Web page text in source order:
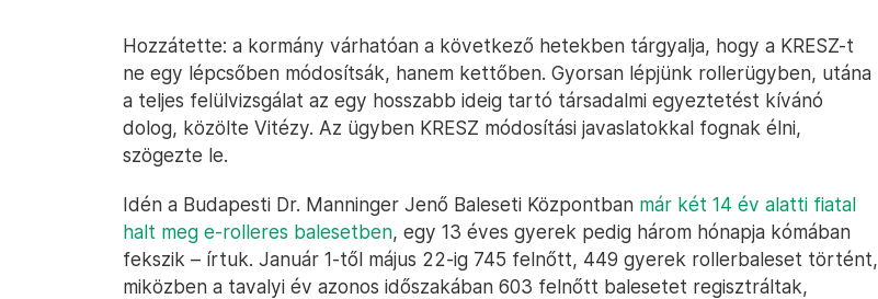
Hozzátette: a kormány várhatóan a következő hetekben tárgyalja, hogy a KRESZ-t
ne egy lépcsőben módosítsák, hanem kettőben. Gyorsan lépjünk rollerügyben, utána
a teljes felülvizsgálat az egy hosszabb ideig tartó társadalmi egyeztetést kívánó
dolog, közölte Vitézy. Az ügyben KRESZ módosítási javaslatokkal fognak élni,
szögezte le.
Idén a Budapesti Dr. Manninger Jenő Baleseti Központban már két 14 év alatti fiatal
halt meg e-rolleres balesetben, egy 13 éves gyerek pedig három hónapja kómában
fekszik – írtuk. Január 1-től május 22-ig 745 felnőtt, 449 gyerek rollerbaleset történt,
miközben a tavalyi év azonos időszakában 603 felnőtt balesetet regisztráltak,